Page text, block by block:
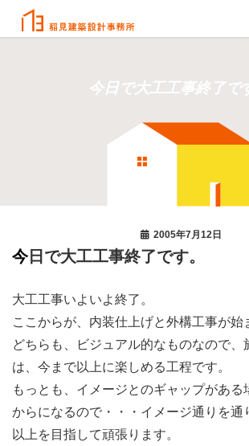
今日で大工工事終了で
2005年7月12日
今日で大工工事終了です。
大工工事いよいよ終了。
ここからが、内装仕上げと外構工事が始
どちらも、ビジュアル的なものなので、
は、今まで以上に楽しめる工程です。
もっとも、イメージとのギャップがある
からになるので・・・イメージ通りを通
以上を目指して頑張ります。